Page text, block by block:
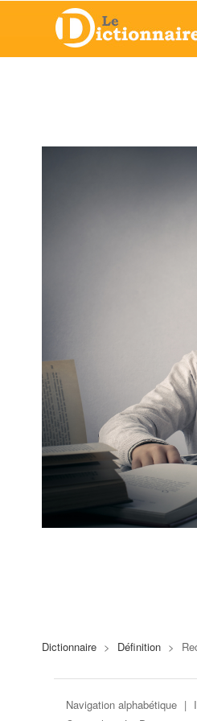
Dictionnaire > Définition >
Navigation alphabétique |